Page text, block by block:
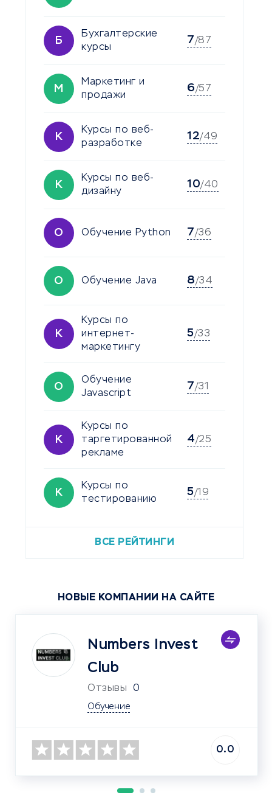
Б
Бухгалтерские
курсы
7/87
М
Маркетинг и
продажи
6/57
К
Курсы по веб-
разработке
12/49
К
Курсы по веб-
дизайну
10/40
О Обучение Python 7/36
О Обучение Java 8/34
К
Курсы по
интернет-
маркетингу
5/33
О
Обучение
Javascript
7/31
К
Курсы по
таргетированной
рекламе
4/25
К
Курсы по
тестированию
5/19
ВСЕ РЕЙТИНГИ
НОВЫЕ КОМПАНИИ НА САЙТЕ
Numbers Invest
Club
Отзывы 0
Обучение
0.0